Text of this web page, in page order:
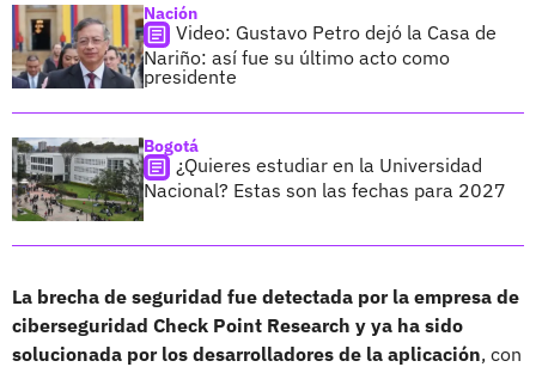
Nación
Video: Gustavo Petro dejó la Casa de
Nariño: así fue su último acto como
presidente
Bogotá
¿Quieres estudiar en la Universidad
Nacional? Estas son las fechas para 2027
La brecha de seguridad fue detectada por la empresa de
ciberseguridad Check Point Research y ya ha sido
solucionada por los desarrolladores de la aplicación, con